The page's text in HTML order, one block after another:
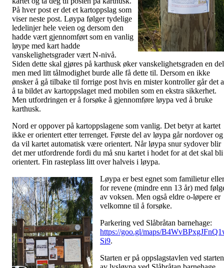
På hver post er det et kartoppslag som
viser neste post. Løypa følger tydelige
ledelinjer hele veien og dersom den
hadde vært gjennomført som en vanlig
løype med kart hadde
vanskelighetsgrader vært N-nivå.
Siden dette skal gjøres på karthusk øker vanskelighetsgraden en
men med litt tålmodighet burde alle få dette til. Dersom en ikke
ønsker å gå tilbake til forrige post hvis en mister kontroller går det
å ta bildet av kartoppslaget med mobilen som en ekstra sikkerhet.
Men utfordringen er å forsøke å gjennomføre løypa ved å bruke
karthusk.
Nord er oppover på kartoppslagene som vanlig. Det betyr at kartet
ikke er orientert etter terrenget. Første del av løypa går nordover og
da vil kartet automatisk være orientert. Når løypa snur sydover blir
det mer utfordrende fordi du må snu kartet i hodet for at det skal bli
orientert. Fin rasteplass litt over halveis i løypa.
Løypa er best egnet som familietur eller
for revene (mindre enn 13 år) med
av voksen. Men også eldre o-løpere er
velkomne til å forsøke.
Parkering ved Slåbråtan barnehage:
https://goo.gl/maps/
Si9.
Starten er på oppslagstavlen ved starten